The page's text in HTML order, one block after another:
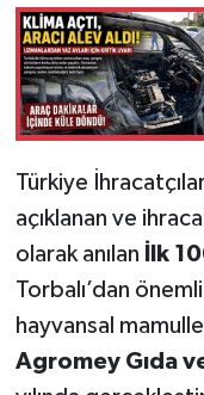
Türkiye
açıklanan ve
olarak anılan
İlk
Torbalı’dan
hayvansal
Agromey Gıda